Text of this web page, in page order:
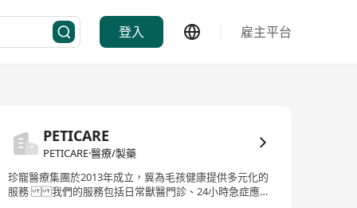
登入 雇主平台
PETICARE
PETICARE·醫療/製藥
珍寵醫療集團於2013年成立，冀為毛孩健康提供多元化的
服務 我們的服務包括日常獸醫門診、24小時急症應